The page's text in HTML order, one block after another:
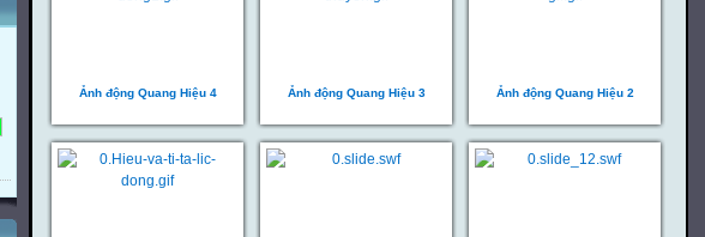
Ảnh động Quang Hiệu 4 Ảnh động Quang Hiệu 3 Ảnh động Quang Hiệu 2